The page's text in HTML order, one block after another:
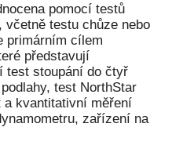
pomocí testů
testu chůze nebo
primárním cílem
představují
test stoupání do čtyř
test NorthStar
a kvantitativní měření
zařízení na